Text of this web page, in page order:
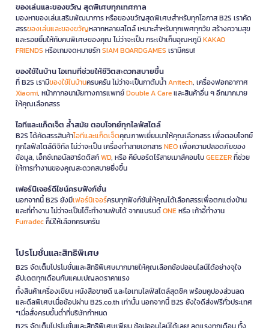
ของเล่นและของขวัญ สุดพิเศษทุกเทศกาล
มองหาของเล่นเสริมพัฒนาการ หรือของขวัญสุดพิเศษสำหรับทุกโอกาส B2S เราคัด
สรรของเล่นและของขวัญหลากหลายสไตล์ เหมาะสำหรับทุกเพศทุกวัย สร้างความสุข
และรอยยิ้มให้กับคนพิเศษของคุณ ไม่ว่าจะเป็น กระเป๋าเก็บอุณหภูมิKAKAO
FRIENDS หรือเกมจดหมายรักSIAM BOARDGAMES เรามีครบ!
ของใช้ในบ้าน ไอเทมที่ช่วยให้ชีวิตสะดวกสบายขึ้น
ที่ B2S เรามีของใช้ในบ้านครบครัน ไม่ว่าจะเป็นกาต้มน้ำAnitech, เครื่องฟอกอากาศ
Xiaomi, หน้ากากอนามัยทางการแพทย์Double A Careและสินค้าอื่น ๆ อีกมากมาย
ให้คุณเลือกสรร
ไอทีและแก็ดเจ็ต ล้ำสมัย ตอบโจทย์ทุกไลฟ์สไตล์
B2S ได้คัดสรรสินค้าไอทีและแก็ดเจ็ตคุณภาพเยี่ยมมาให้คุณเลือกสรร เพื่อตอบโจทย์
ทุกไลฟ์สไตล์ดิจิทัล ไม่ว่าจะเป็น เครื่องทำลายเอกสารNEOเพื่อความปลอดภัยของ
ข้อมูล, เอ็กซ์เทอนัลฮาร์ดดิสก์WD, หรือ คีย์บอร์ดไร้สายเมาส์คอมโบGEEZERที่ช่วย
ให้การทำงานของคุณสะดวกสบายยิ่งขึ้น
เฟอร์นิเจอร์ดีไซน์ครบฟังก์ชั่น
นอกจากนี้ B2S ยังมีเฟอร์นิเจอร์ครบทุกฟังก์ชันให้คุณได้เลือกสรรเพื่อตกแต่งบ้าน
และที่ทำงาน ไม่ว่าจะเป็นโต๊ะทำงานพับได้ จากแบรนด์ONEหรือ เก้าอี้ทำงาน
Furradecก็มีให้เลือกครบครัน
โปรโมชั่นและสิทธิพิเศษ
B2S จัดเต็มโปรโมชั่นและสิทธิพิเศษมากมายให้คุณเลือกช้อปออนไลน์ได้อย่างจุใจ
อัปเดตทุกเดือนกับแคมเปญลดราคาแรง
ทั้งสินค้าเครื่องเขียน หนังสือขายดี และไอเทมไลฟ์สไตล์สุดชิค พร้อมคูปองส่วนลด
และดีลพิเศษเมื่อช้อปผ่าน B2S.co.th เท่านั้น นอกจากนี้ B2S ยังใจดีส่งฟรีทั่วประเทศ
*เมื่อสั่งครบขั้นต่ำที่บริษัทกำหนด